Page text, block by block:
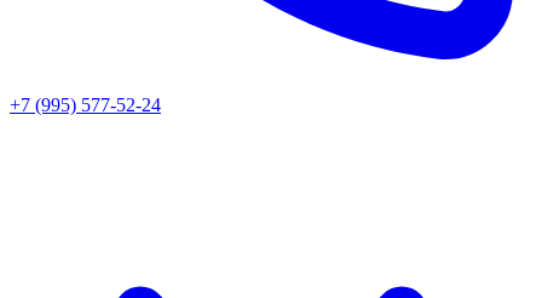
+7 (995) 577-52-24